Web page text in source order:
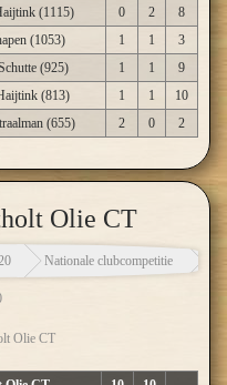
(1115) 0 2
8
(1053) 1 1
3
(925) 1 1
9
(813) 1 1
10
(655) 2 0 2
Olie CT
Nationale clubcompetitie
Olie CT